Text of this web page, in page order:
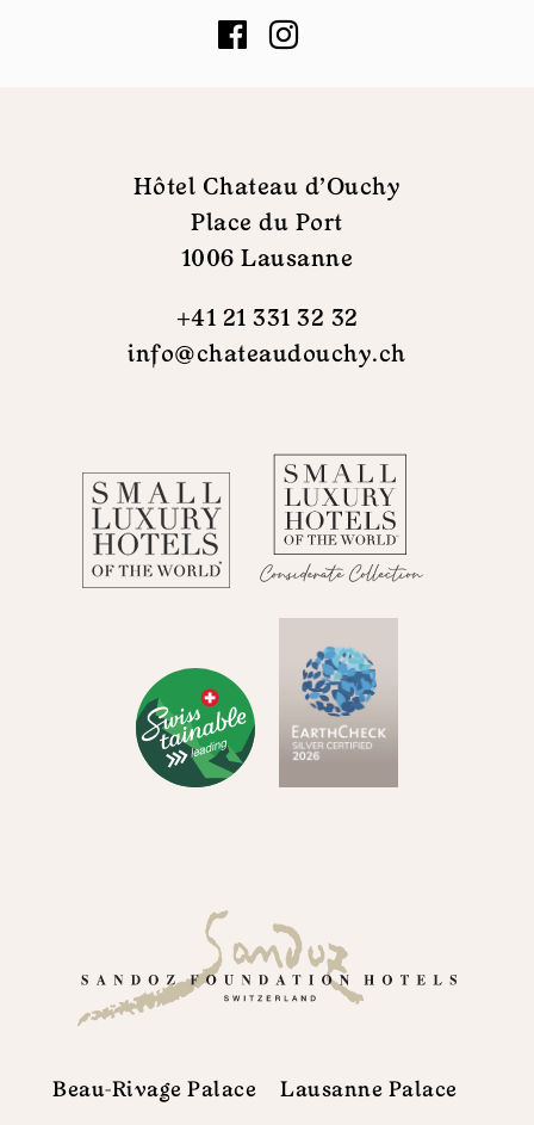
Hôtel Chateau d'Ouchy
Place du Port
1006 Lausanne
+41 21 331 32 32
info@chateaudouchy.ch
Beau-Rivage Palace Lausanne Palace